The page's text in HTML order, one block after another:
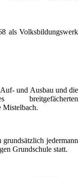
als Volksbildungswerk
und Ausbau und die
breitgefächerten
Mistelbach.
jedermann
Grundschule statt.